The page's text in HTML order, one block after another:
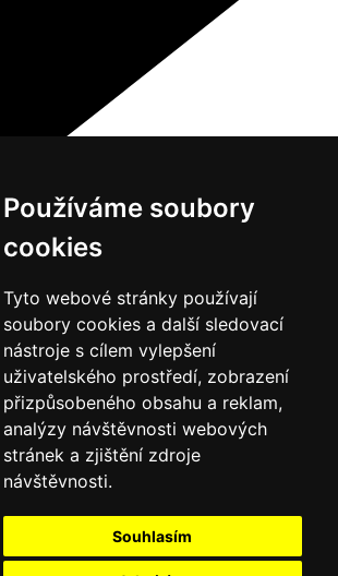
Používáme soubory
cookies
Tyto webové stránky používají
soubory cookies a další sledovací
nástroje s cílem vylepšení
uživatelského prostředí, zobrazení
přizpůsobeného obsahu a reklam,
analýzy návštěvnosti webových
stránek a zjištění zdroje
návštěvnosti.
Souhlasím